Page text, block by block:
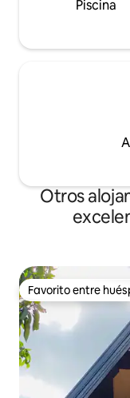
Piscina
Otros
Favorito entre
Favorito entre